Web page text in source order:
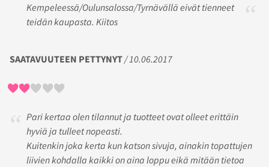
Kempeleessä/Oulunsalossa/Tyrnävällä eivät tienneet
teidän kaupasta. Kiitos
SAATAVUUTEEN PETTYNYT/ 10.06.2017
Pari kertaa olen tilannut ja tuotteet ovat olleet erittäin
hyviä ja tulleet nopeasti.
Kuitenkin joka kerta kun katson sivuja, ainakin topattujen
liivien kohdalla kaikki on aina loppu eikä mitään tietoa